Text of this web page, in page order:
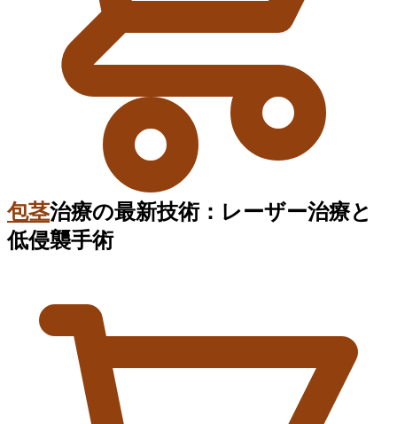
包茎治療の最新技術：レーザー治療と
低侵襲手術